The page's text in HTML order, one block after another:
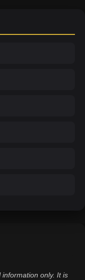
only. It is